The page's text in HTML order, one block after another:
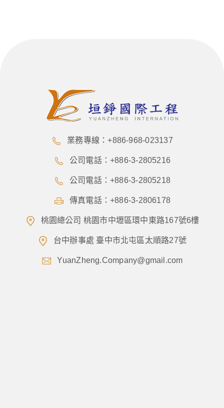
業務專線：+886-968-023137
公司電話：+886-3-2805216
公司電話：+886-3-2805218
傳真電話：+886-3-2806178
桃園總公司 桃園市中壢區環中東路167號6樓
台中辦事處 臺中市北屯區太順路27號
YuanZheng.Company@gmail.com